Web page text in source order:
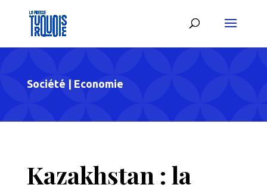
Société Economie
Kazakhstan : la